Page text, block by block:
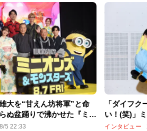
大を“甘えん坊将軍”と命
ぬ盆踊りで沸かせた『ミニ
ターズ』ジャパンプレミア
5 22:33
「ダイフ
い！(笑)」
『ミニオン
インタビュー